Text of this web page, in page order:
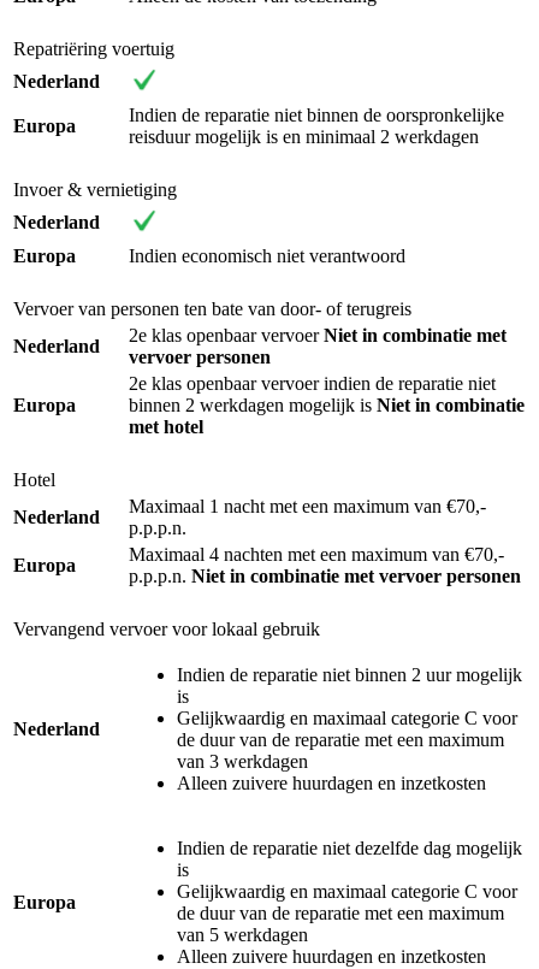
Repatriëring voertuig
Nederland
Europa
Indien de reparatie niet binnen de oorspronkelijke
reisduur mogelijk is en minimaal 2 werkdagen
Invoer & vernietiging
Nederland
Europa
Indien economisch niet verantwoord
Vervoer van personen ten bate van door- of terugreis
Nederland
2e klas openbaar vervoerNiet in combinatie met
vervoer personen
Europa
2e klas openbaar vervoer indien de reparatie niet
binnen 2 werkdagen mogelijk is Niet in combinatie
met hotel
Hotel
Nederland
Maximaal 1 nacht met een maximum van €70,-
p.p.p.n.
Europa
Maximaal 4 nachten met een maximum van €70,-
p.p.p.n. Niet in combinatie met vervoer personen
Vervangend vervoer voor lokaal gebruik
Nederland
Indien de reparatie niet binnen 2 uur mogelijk
is
Gelijkwaardig en maximaal categorie C voor
de duur van de reparatie met een maximum
van 3 werkdagen
Alleen zuivere huurdagen en inzetkosten
Europa
Indien de reparatie niet dezelfde dag mogelijk
is
Gelijkwaardig en maximaal categorie C voor
de duur van de reparatie met een maximum
van 5 werkdagen
Alleen zuivere huurdagen en inzetkosten